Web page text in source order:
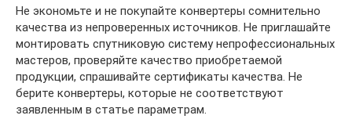
Не экономьте и не покупайте конвертеры сомнительно
качества из непроверенных источников. Не приглашайте
монтировать спутниковую систему непрофессиональных
мастеров, проверяйте качество приобретаемой
продукции, спрашивайте сертификаты качества. Не
берите конвертеры, которые не соответствуют
заявленным в статье параметрам.